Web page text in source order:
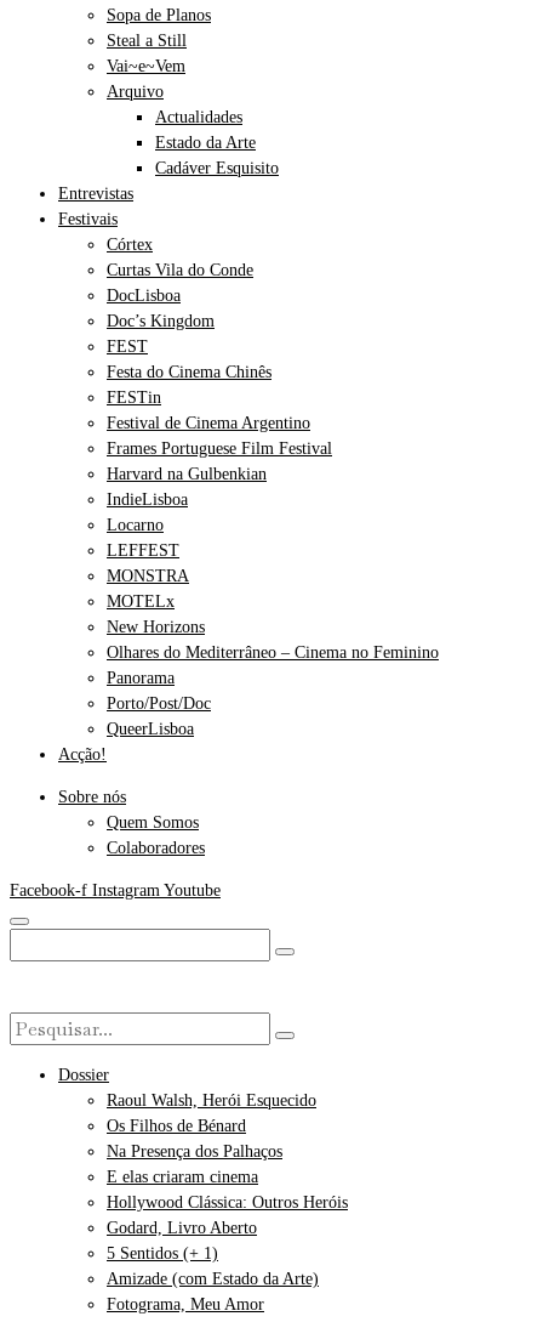
Sopa de Planos
Steal a Still
Vai~e~Vem
Arquivo
Actualidades
Estado da Arte
Cadáver Esquisito
Entrevistas
Festivais
Córtex
Curtas Vila do Conde
DocLisboa
Doc’s Kingdom
FEST
Festa do Cinema Chinês
FESTin
Festival de Cinema Argentino
Frames Portuguese Film Festival
Harvard na Gulbenkian
IndieLisboa
Locarno
LEFFEST
MONSTRA
MOTELx
New Horizons
Olhares do Mediterrâneo – Cinema no Feminino
Panorama
Porto/Post/Doc
QueerLisboa
Acção!
Sobre nós
Quem Somos
Colaboradores
Facebook-f Instagram Youtube
Dossier
Raoul Walsh, Herói Esquecido
Os Filhos de Bénard
Na Presença dos Palhaços
E elas criaram cinema
Hollywood Clássica: Outros Heróis
Godard, Livro Aberto
5 Sentidos (+ 1)
Amizade (com Estado da Arte)
Fotograma, Meu Amor